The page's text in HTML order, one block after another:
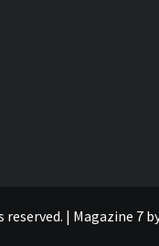
reserved. | Magazine 7